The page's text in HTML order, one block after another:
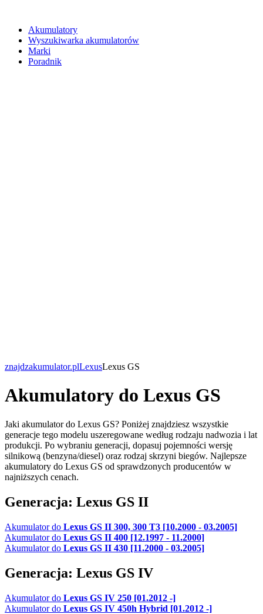
Akumulatory
Wyszukiwarka akumulatorów
Marki
Poradnik
znajdzakumulator.plLexusLexus GS
Akumulatory do Lexus GS
Jaki akumulator do Lexus GS? Poniżej znajdziesz wszystkie
generacje tego modelu uszeregowane według rodzaju nadwozia i lat
produkcji. Po wybraniu generacji, dopasuj pojemności wersję
silnikową (benzyna/diesel) oraz rodzaj skrzyni biegów. Najlepsze
akumulatory do Lexus GS od sprawdzonych producentów w
najniższych cenach.
Generacja: Lexus GS II
Akumulator do Lexus GS II 300, 300 T3 [10.2000 - 03.2005]
Akumulator do Lexus GS II 400 [12.1997 - 11.2000]
Akumulator do Lexus GS II 430 [11.2000 - 03.2005]
Generacja: Lexus GS IV
Akumulator do Lexus GS IV 250 [01.2012 -]
Akumulator do Lexus GS IV 450h Hybrid [01.2012 -]